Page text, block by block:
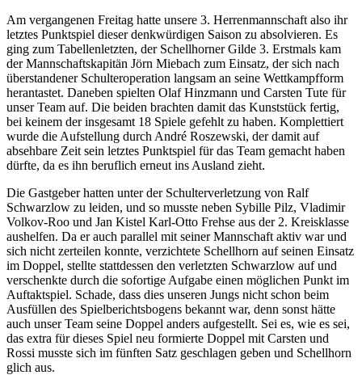
Am vergangenen Freitag hatte unsere 3. Herrenmannschaft also ihr
letztes Punktspiel dieser denkwürdigen Saison zu absolvieren. Es
ging zum Tabellenletzten, der Schellhorner Gilde 3. Erstmals kam
der Mannschaftskapitän Jörn Miebach zum Einsatz, der sich nach
überstandener Schulteroperation langsam an seine Wettkampfform
herantastet. Daneben spielten Olaf Hinzmann und Carsten Tute für
unser Team auf. Die beiden brachten damit das Kunststück fertig,
bei keinem der insgesamt 18 Spiele gefehlt zu haben. Komplettiert
wurde die Aufstellung durch André Roszewski, der damit auf
absehbare Zeit sein letztes Punktspiel für das Team gemacht haben
dürfte, da es ihn beruflich erneut ins Ausland zieht.
Die Gastgeber hatten unter der Schulterverletzung von Ralf
Schwarzlow zu leiden, und so musste neben Sybille Pilz, Vladimir
Volkov-Roo und Jan Kistel Karl-Otto Frehse aus der 2. Kreisklasse
aushelfen. Da er auch parallel mit seiner Mannschaft aktiv war und
sich nicht zerteilen konnte, verzichtete Schellhorn auf seinen Einsatz
im Doppel, stellte stattdessen den verletzten Schwarzlow auf und
verschenkte durch die sofortige Aufgabe einen möglichen Punkt im
Auftaktspiel. Schade, dass dies unseren Jungs nicht schon beim
Ausfüllen des Spielberichtsbogens bekannt war, denn sonst hätte
auch unser Team seine Doppel anders aufgestellt. Sei es, wie es sei,
das extra für dieses Spiel neu formierte Doppel mit Carsten und
Rossi musste sich im fünften Satz geschlagen geben und Schellhorn
glich aus.